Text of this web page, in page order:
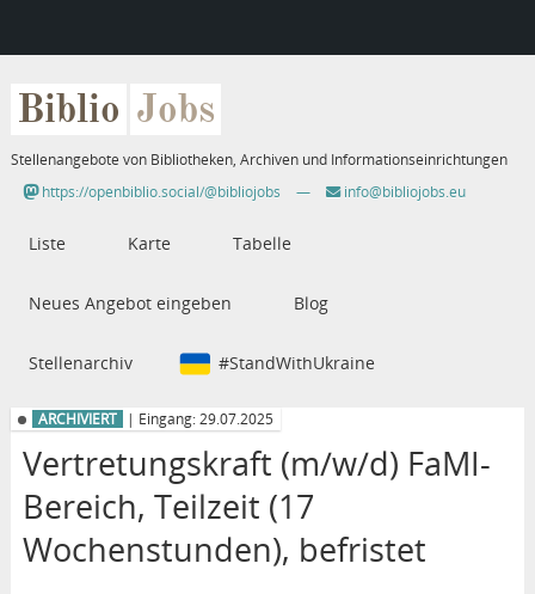
Biblio Jobs
Stellenangebote von Bibliotheken, Archiven und Informationseinrichtungen
https://openbiblio.social/@bibliojobs
— info@bibliojobs.eu
Liste Karte Tabelle
Neues Angebot eingeben Blog
Stellenarchiv #StandWithUkraine
ARCHIVIERT | Eingang: 29.07.2025
Vertretungskraft (m/w/d) FaMI-
Bereich, Teilzeit (17
Wochenstunden), befristet